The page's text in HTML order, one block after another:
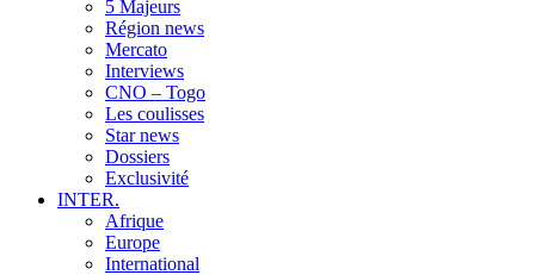
5 Majeurs
Région news
Mercato
Interviews
CNO – Togo
Les coulisses
Star news
Dossiers
Exclusivité
INTER.
Afrique
Europe
International